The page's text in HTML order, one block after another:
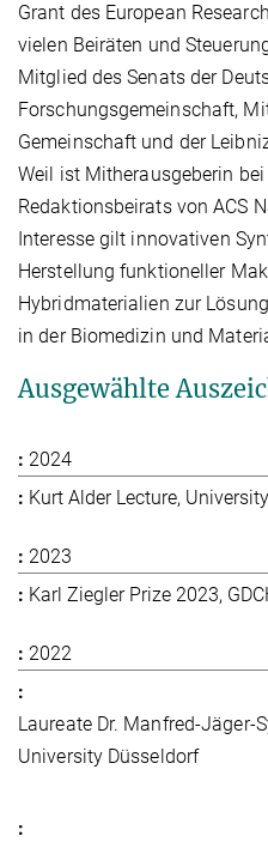
Grant des European
vielen Beiräten und
Mitglied des Senats der
Forschungsgemeinschaft,
Gemeinschaft und der
Weil ist Mitherausgeberin
Redaktionsbeirats von ACS
Interesse gilt innovativen
Herstellung funktioneller
Hybridmaterialien zur
in der Biomedizin und
Ausgewählte
2024
Kurt Alder Lecture,
2023
Karl Ziegler Prize 2023,
2022
Laureate Dr. Manfred-Jäger-
University Düsseldorf